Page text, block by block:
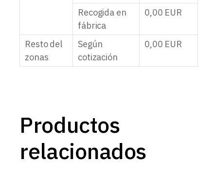
Recogida en
fábrica
0,00 EUR
Resto del
zonas
Según
cotización
0,00 EUR
Productos
relacionados